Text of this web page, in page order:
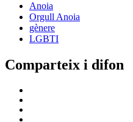
Anoia
Orgull Anoia
gènere
LGBTI
Comparteix i difon